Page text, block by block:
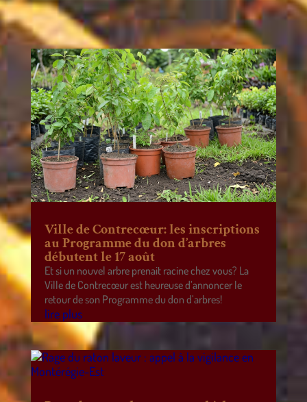
Ville de Contrecœur: les inscriptions
au Programme du don d’arbres
débutent le 17 août
Et si un nouvel arbre prenait racine chez vous? La
Ville de Contrecœur est heureuse d’annoncer le
retour de son Programme du don d’arbres!
lire plus